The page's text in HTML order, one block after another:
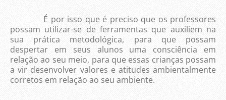
É por isso que é preciso que os professores
possam utilizar-se de ferramentas que auxiliem na
sua prática metodológica, para que possam
despertar em seus alunos uma consciência em
relação ao seu meio, para que essas crianças possam
a vir desenvolver valores e atitudes ambientalmente
corretos em relação ao seu ambiente.